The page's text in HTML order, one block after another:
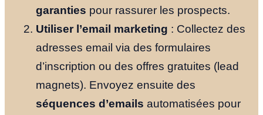
garanties pour rassurer les prospects.
Utiliser l’email marketing : Collectez des
adresses email via des formulaires
d’inscription ou des offres gratuites (lead
magnets). Envoyez ensuite des
séquences d’emails automatisées pour